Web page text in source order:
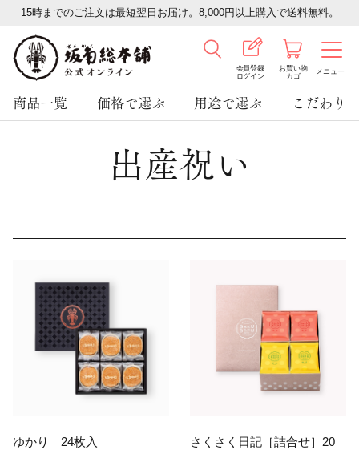
15時までのご注文は最短翌日お届け。8,000円以上購入で送料無料。
会員登録
ログイン
お買い物
カゴ
メニュー
商品一覧 価格で選ぶ 用途で選ぶ こだわり
出産祝い
ゆかり 24枚入
さくさく日記［詰合せ］20